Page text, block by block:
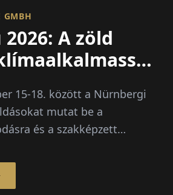
GMBH
2026: A zöld
15-18. között a Nürnbergi
mutat be a
és a szakképzett
és mesterséges